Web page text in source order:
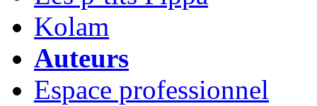
Kolam
Auteurs
Espace professionnel